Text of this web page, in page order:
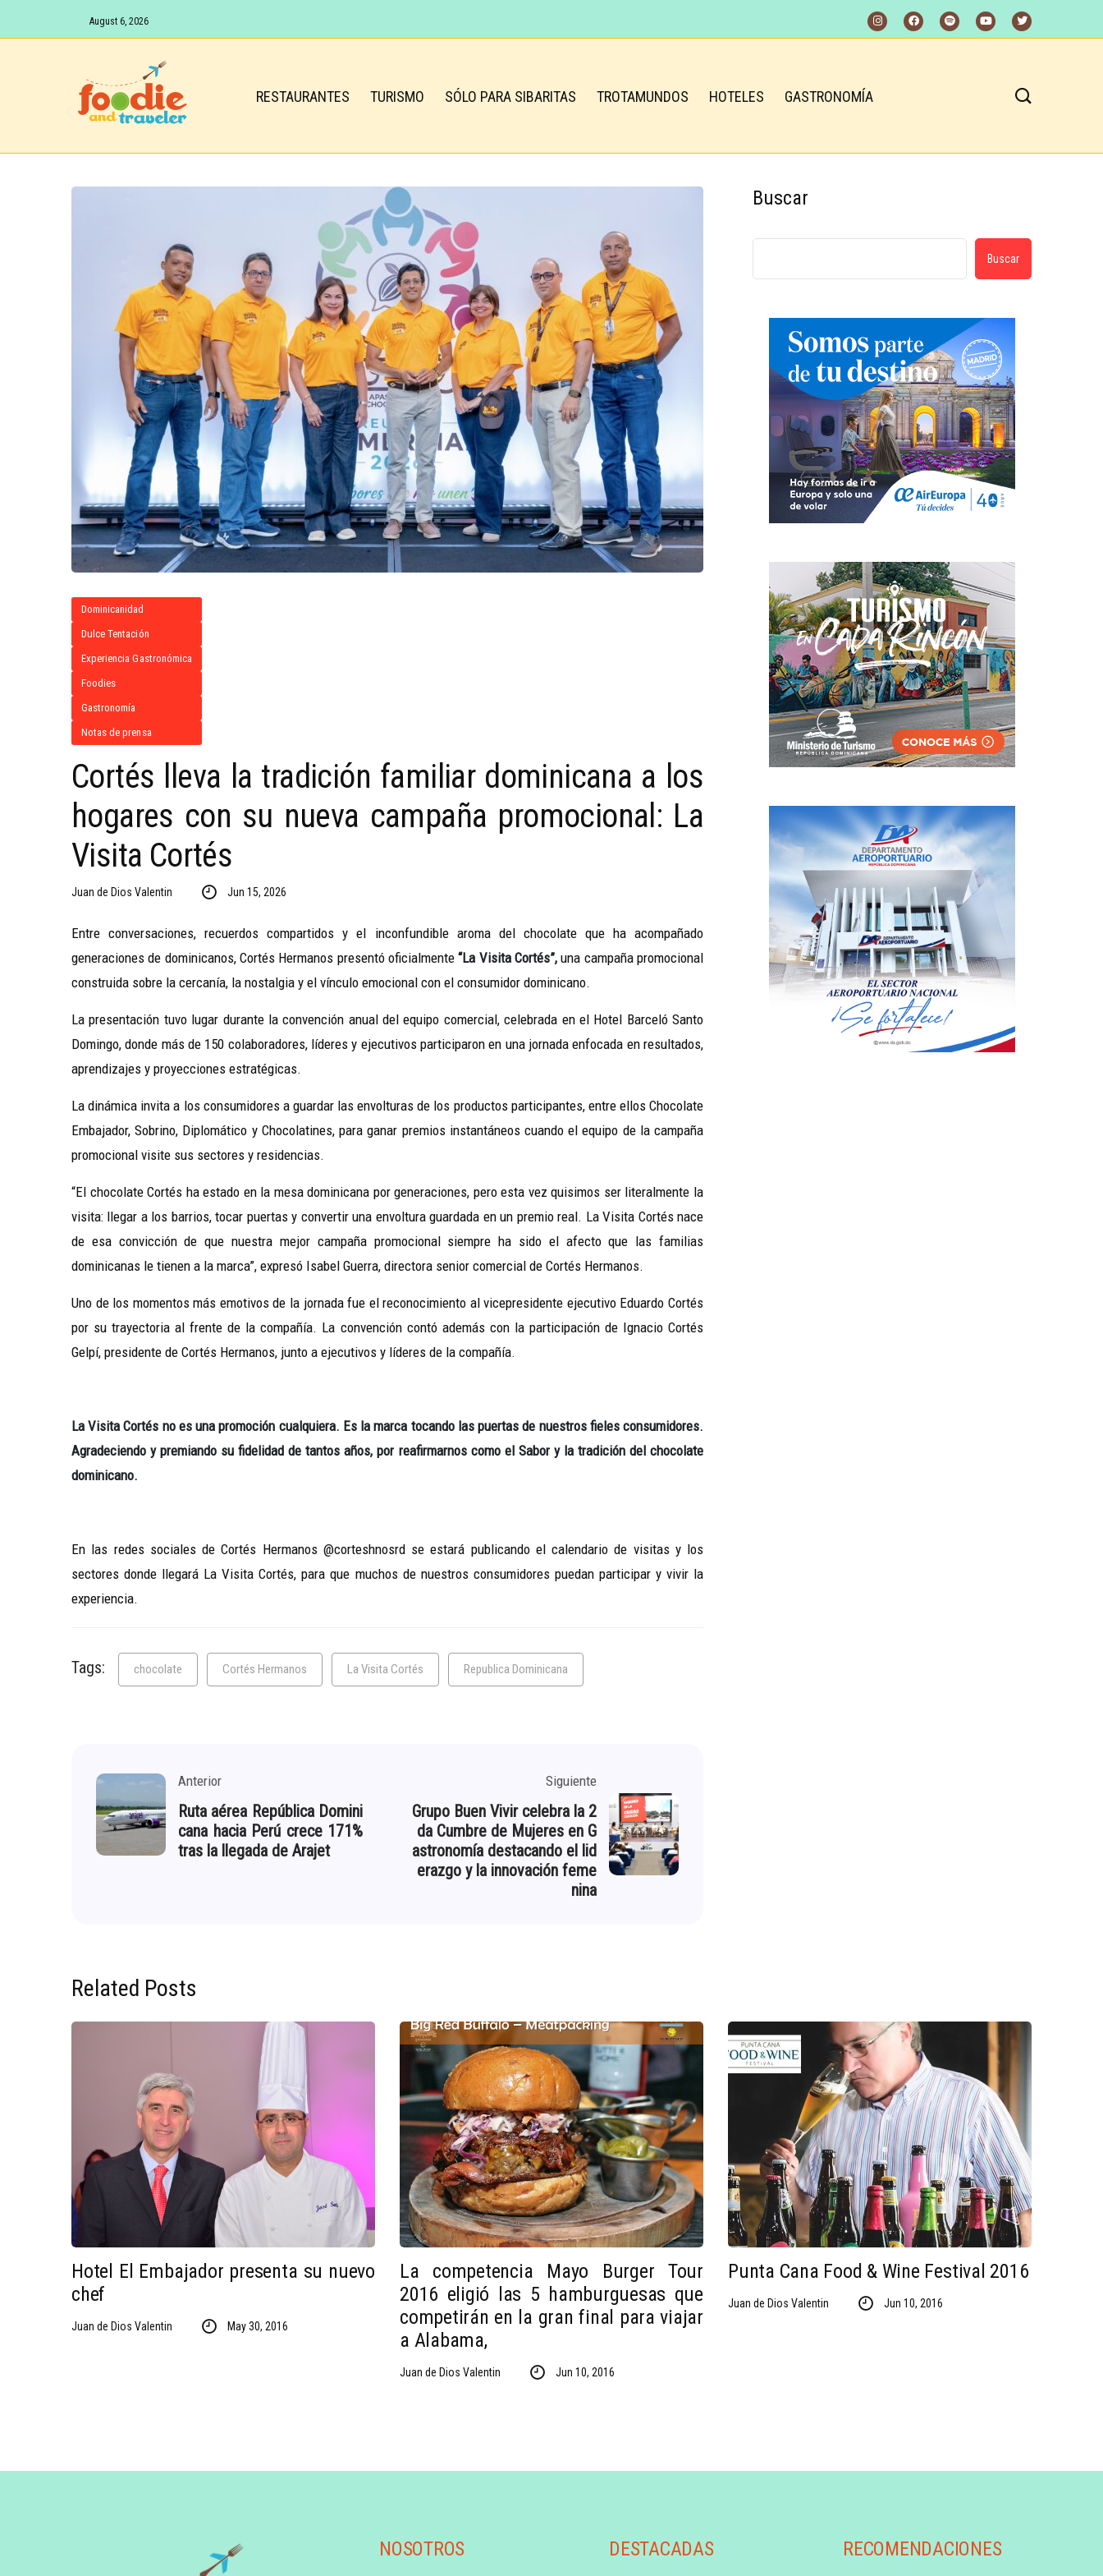
August 6, 2026
RESTAURANTES TURISMO SÓLO PARA SIBARITAS TROTAMUNDOS HOTELES GASTRONOMÍA
Dominicanidad
Dulce Tentación
Experiencia Gastronómica
Foodies
Gastronomía
Notas de prensa
Cortés lleva la tradición familiar dominicana a los
hogares con su nueva campaña promocional: La
Visita Cortés
Juan de Dios Valentin Jun 15, 2026
Entre conversaciones, recuerdos compartidos y el inconfundible aroma del chocolate que ha acompañado
generaciones de dominicanos, Cortés Hermanos presentó oficialmente“La Visita Cortés”, una campaña promocional
construida sobre la cercanía, la nostalgia y el vínculo emocional con el consumidor dominicano.
La presentación tuvo lugar durante la convención anual del equipo comercial, celebrada en el Hotel Barceló Santo
Domingo, donde más de 150 colaboradores, líderes y ejecutivos participaron en una jornada enfocada en resultados,
aprendizajes y proyecciones estratégicas.
La dinámica invita a los consumidores a guardar las envolturas de los productos participantes, entre ellos Chocolate
Embajador, Sobrino, Diplomático y Chocolatines, para ganar premios instantáneos cuando el equipo de la campaña
promocional visite sus sectores y residencias.
“El chocolate Cortés ha estado en la mesa dominicana por generaciones, pero esta vez quisimos ser literalmente la
visita: llegar a los barrios, tocar puertas y convertir una envoltura guardada en un premio real. La Visita Cortés nace
de esa convicción de que nuestra mejor campaña promocional siempre ha sido el afecto que las familias
dominicanas le tienen a la marca”, expresó Isabel Guerra, directora senior comercial de Cortés Hermanos.
Uno de los momentos más emotivos de la jornada fue el reconocimiento al vicepresidente ejecutivo Eduardo Cortés
por su trayectoria al frente de la compañía. La convención contó además con la participación de Ignacio Cortés
Gelpí, presidente de Cortés Hermanos, junto a ejecutivos y líderes de la compañía.
La Visita Cortés no es una promoción cualquiera. Es la marca tocando las puertas de nuestros fieles consumidores.
Agradeciendo y premiando su fidelidad de tantos años, por reafirmarnos como el Sabor y la tradición del chocolate
dominicano.
En las redes sociales de Cortés Hermanos @corteshnosrd se estará publicando el calendario de visitas y los
sectores donde llegará La Visita Cortés, para que muchos de nuestros consumidores puedan participar y vivir la
experiencia.
Tags: chocolate Cortés Hermanos La Visita Cortés Republica Dominicana
Anterior
Ruta aérea República Domini
cana hacia Perú crece 171%
tras la llegada de Arajet
Siguiente
Grupo Buen Vivir celebra la 2
da Cumbre de Mujeres en G
astronomía destacando el lid
erazgo y la innovación feme
nina
Buscar
Buscar
Related Posts
Hotel El Embajador presenta su nuevo
chef
Juan de Dios Valentin May 30, 2016
La competencia Mayo Burger Tour
2016 eligió las 5 hamburguesas que
competirán en la gran final para viajar
a Alabama,
Juan de Dios Valentin Jun 10, 2016
Punta Cana Food & Wine Festival 2016
Juan de Dios Valentin Jun 10, 2016
NOSOTROS DESTACADAS RECOMENDACIONES